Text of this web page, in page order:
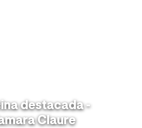
destacada -
Claure